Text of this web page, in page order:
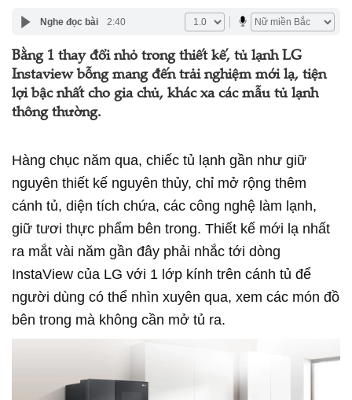
Nghe đọc bài 2:40
Bằng 1 thay đổi nhỏ trong thiết kế, tủ lạnh LG
Instaview bỗng mang đến trải nghiệm mới lạ, tiện
lợi bậc nhất cho gia chủ, khác xa các mẫu tủ lạnh
thông thường.
Hàng chục năm qua, chiếc tủ lạnh gần như giữ
nguyên thiết kế nguyên thủy, chỉ mở rộng thêm
cánh tủ, diện tích chứa, các công nghệ làm lạnh,
giữ tươi thực phẩm bên trong. Thiết kế mới lạ nhất
ra mắt vài năm gần đây phải nhắc tới dòng
InstaView của LG với 1 lớp kính trên cánh tủ để
người dùng có thể nhìn xuyên qua, xem các món đồ
bên trong mà không cần mở tủ ra.